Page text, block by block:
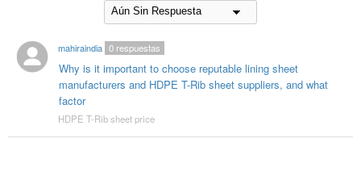
mahiraindia
Why is it important to choose reputable lining sheet
manufacturers and HDPE T-Rib sheet suppliers, and what
factor
0respuestas
HDPE T-Rib sheet price